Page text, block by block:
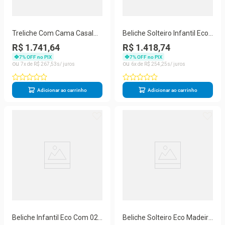
Treliche Com Cama Casal
Eco Branco Mobilistore
R$ 1.741,64
7% OFF no PIX
7
R$ 267 53
Adicionar ao carrinho
Beliche Solteiro Infantil Eco
E Madeira Maciça Branco
R$ 1.418,74
7% OFF no PIX
6
R$ 254 25
Adicionar ao carrinho
Beliche Infantil Eco Com 02
Beliche Solteiro Eco Madeira